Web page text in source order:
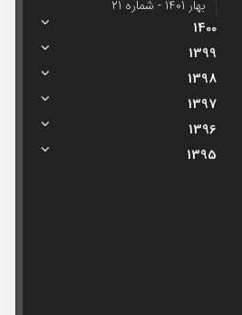
بهار 1401 - شماره 21
1400
1399
1398
1397
1396
1395